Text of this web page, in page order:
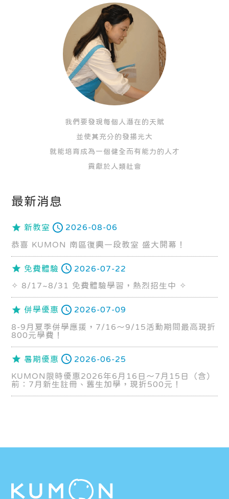
我們要發現每個人潛在的天賦
並使其充分的發揚光大
就能培育成為一個健全而有能力的人才
貢獻於人類社會
最新消息
新教室 2026-08-06
恭喜 KUMON 南區復興一段教室 盛大開幕！
免費體驗 2026-07-22
✧ 8/17~8/31 免費體驗學習，熱烈招生中 ✧
併學優惠 2026-07-09
8-9月夏季併學應援，7/16～9/15活動期間最高現折
800元學費！
暑期優惠 2026-06-25
KUMON限時優惠2026年6月16日～7月15日（含）
前：7月新生註冊、舊生加學，現折500元！